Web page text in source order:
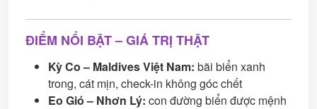
ĐIỂM NỔI BẬT – GIÁ TRỊ THẬT
Kỳ Co – Maldives Việt Nam: bãi biển xanh
trong, cát mịn, check-in không góc chết
Eo Gió – Nhơn Lý: con đường biển được mệnh